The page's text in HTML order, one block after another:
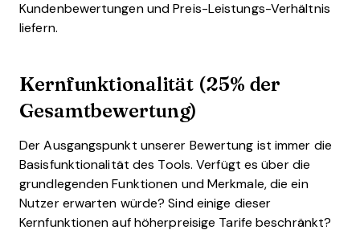
Kundenbewertungen und Preis-Leistungs-Verhältnis
liefern.
Kernfunktionalität (25% der
Gesamtbewertung)
Der Ausgangspunkt unserer Bewertung ist immer die
Basisfunktionalität des Tools. Verfügt es über die
grundlegenden Funktionen und Merkmale, die ein
Nutzer erwarten würde? Sind einige dieser
Kernfunktionen auf höherpreisige Tarife beschränkt?